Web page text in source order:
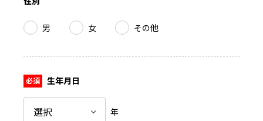
男 女 その他
生年月日
年